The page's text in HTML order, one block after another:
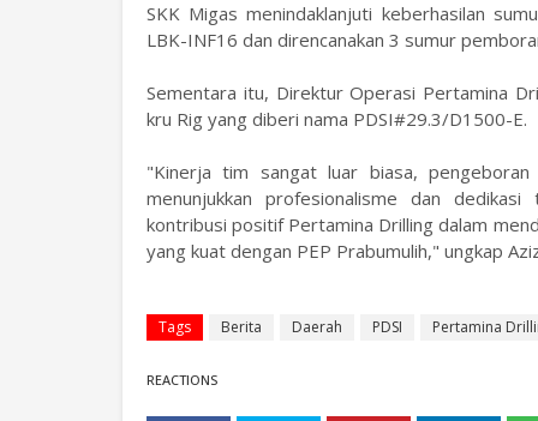
SKK Migas menindaklanjuti keberhasilan
LBK-INF16 dan direncanakan 3 sumur
Sementara itu, Direktur Operasi Pertamina
kru Rig yang diberi nama PDSI#29.3/D1500-E.
"Kinerja tim sangat luar biasa,
menunjukkan profesionalisme dan
kontribusi positif Pertamina Drilling dalam
yang kuat dengan PEP Prabumulih," ungkap
Tags Berita Daerah PDSI Pertamina
REACTIONS